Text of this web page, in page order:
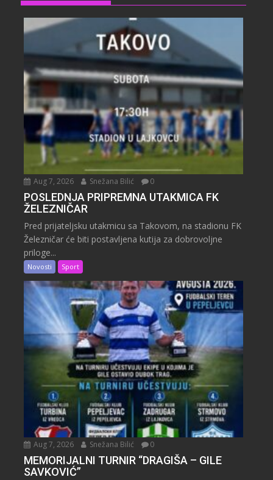
Aug 7, 2026 Snežana Bilić 0
POSLEDNJA PRIPREMNA UTAKMICA FK
ŽELEZNIČAR
Pred prijateljsku utakmicu sa Takovom, na stadionu FK
Železničar će biti postavljena kutija za dobrovoljne
priloge...
Novosti Sport
Aug 7, 2026 Snežana Bilić 0
MEMORIJALNI TURNIR “DRAGIŠA – GILE
SAVKOVIĆ”